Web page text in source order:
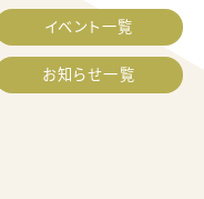
イベント一覧
お知らせ一覧